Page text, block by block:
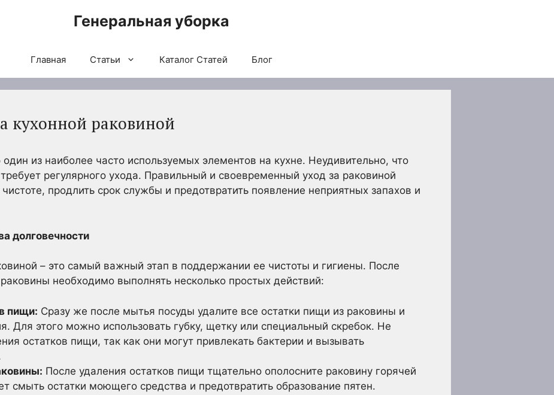
Генеральная уборка
Главная Статьи Каталог Статей Блог
кухонной раковиной
один из наиболее часто используемых элементов на кухне. Неудивительно, что
регулярного ухода. Правильный и своевременный уход за раковиной
продлить срок службы и предотвратить появление неприятных запахов и
долговечности
– это самый важный этап в поддержании ее чистоты и гигиены. После
необходимо выполнять несколько простых действий:
пищи: Сразу же после мытья посуды удалите все остатки пищи из раковины и
Для этого можно использовать губку, щетку или специальный скребок. Не
остатков пищи, так как они могут привлекать бактерии и вызывать
После удаления остатков пищи тщательно ополосните раковину горячей
смыть остатки моющего средства и предотвратить образование пятен.